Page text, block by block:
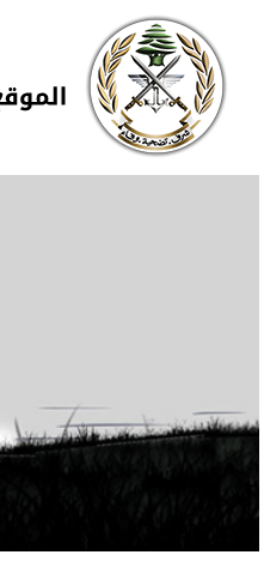
تجاوز إلى المحتوى الرئيسي
Skip to navigation